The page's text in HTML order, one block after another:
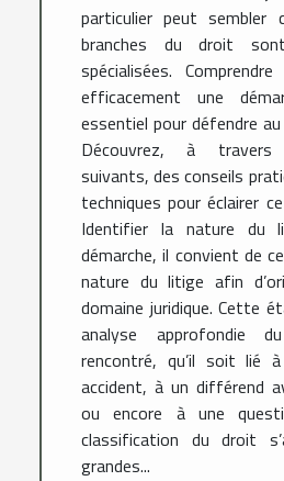
particulier peut sembler
branches du droit
spécialisées.
efficacement une
essentiel pour défendre
Découvrez, à travers
suivants, des conseils
techniques pour éclairer
Identifier la nature du
démarche, il convient de
nature du litige afin
domaine juridique. Cette
analyse approfondie
rencontré, qu’il soit lié
accident, à un différend
ou encore à une
classification du droit
grandes...